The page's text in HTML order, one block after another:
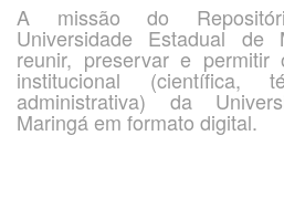
A missão do
Universidade Estadual de
reunir, preservar e
institucional (científica,
administrativa) da
Maringá em formato digital.